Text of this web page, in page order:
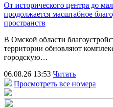
От исторического центра до
продолжается масштабное
пространств
В Омской области
территории обновляют
городскую…
06.08.26 13:53 Читать
Просмотреть все номера